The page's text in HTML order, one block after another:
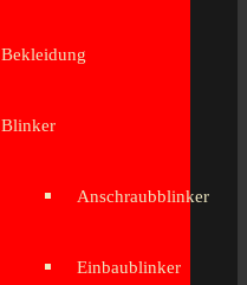
Bekleidung
Blinker
Anschraubblinker
Einbaublinker